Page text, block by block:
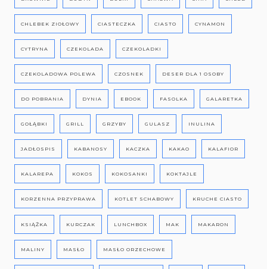
CHLEBEK ZIOŁOWY CIASTECZKA CIASTO CYNAMON
CYTRYNA CZEKOLADA CZEKOLADKI
CZEKOLADOWA POLEWA CZOSNEK DESER DLA 1 OSOBY
DO POBRANIA DYNIA EBOOK FASOLKA GALARETKA
GOŁĄBKI GRILL GRZYBY GULASZ INULINA
JADŁOSPIS KABANOSY KACZKA KAKAO KALAFIOR
KALAREPA KOKOS KOKOSANKI KOKTAJLE
KORZENNA PRZYPRAWA KOTLET SCHABOWY KRUCHE CIASTO
KSIĄŻKA KURCZAK LUNCHBOX MAK MAKARON
MALINY MASŁO MASŁO ORZECHOWE